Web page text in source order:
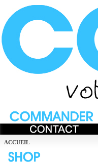
ACCUEIL